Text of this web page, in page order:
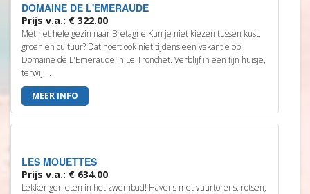
DOMAINE DE L'EMERAUDE
Prijs v.a.: € 322.00
Met het hele gezin naar Bretagne Kun je niet kiezen tussen kust,
groen en cultuur? Dat hoeft ook niet tijdens een vakantie op
Domaine de L'Emeraude in Le Tronchet. Verblijf in een fijn huisje,
terwijl...
MEER INFO
LES MOUETTES
Prijs v.a.: € 634.00
Lekker genieten in het zwembad! Havens met vuurtorens, rotsen,